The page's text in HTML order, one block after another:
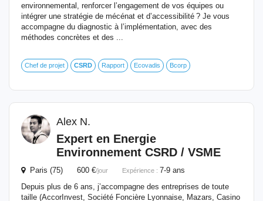
environnemental, renforcer l’engagement de vos équipes ou
intégrer une stratégie de mécénat et d’accessibilité ? Je vous
accompagne du diagnostic à l’implémentation, avec des
méthodes concrètes et des ...
Chef de projet CSRD Rapport Ecovadis Bcorp
Alex N.
Expert en Energie
Environnement CSRD / VSME
Paris (75) 600 €/jour Expérience : 7-9 ans
Depuis plus de 6 ans, j’accompagne des entreprises de toute
taille (AccorInvest, Société Foncière Lyonnaise, Mazars, Casino